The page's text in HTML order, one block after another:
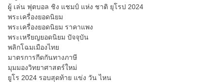
ผู้ เล่น ฟุตบอล ชิง แชมป์ แห่ง ชาติ ยุโรป 2024
พระเครื่องยอดนิยม
พระเครื่องยอดนิยม ราคาแพง
พระเหรียญยอดนิยม ปัจจุบัน
พลิกโฉมเมืองไทย
มาตรการกีดกันทางภาษี
มุมมองวิทยาศาสตร์ใหม่
ยูโร 2024 รอบสุดท้าย แข่ง วัน ไหน